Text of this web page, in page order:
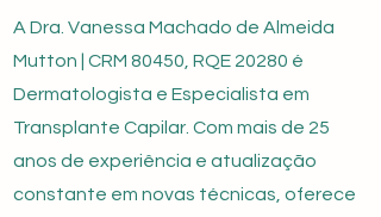
A Dra. Vanessa Machado de Almeida
Mutton | CRM 80450, RQE 20280 é
Dermatologista e Especialista em
Transplante Capilar. Com mais de 25
anos de experiência e atualização
constante em novas técnicas, oferece